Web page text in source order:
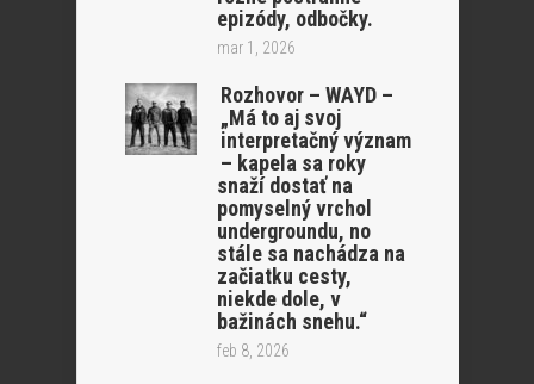
epizódy, odbočky.
mar 1, 2026
Rozhovor – WAYD –
„Má to aj svoj
interpretačný význam
– kapela sa roky
snaží dostať na
pomyselný vrchol
undergroundu, no
stále sa nachádza na
začiatku cesty,
niekde dole, v
bažinách snehu.“
feb 8, 2026